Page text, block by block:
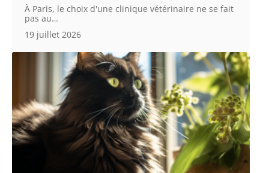
À Paris, le choix d'une clinique vétérinaire ne se fait
pas au…
19 juillet 2026